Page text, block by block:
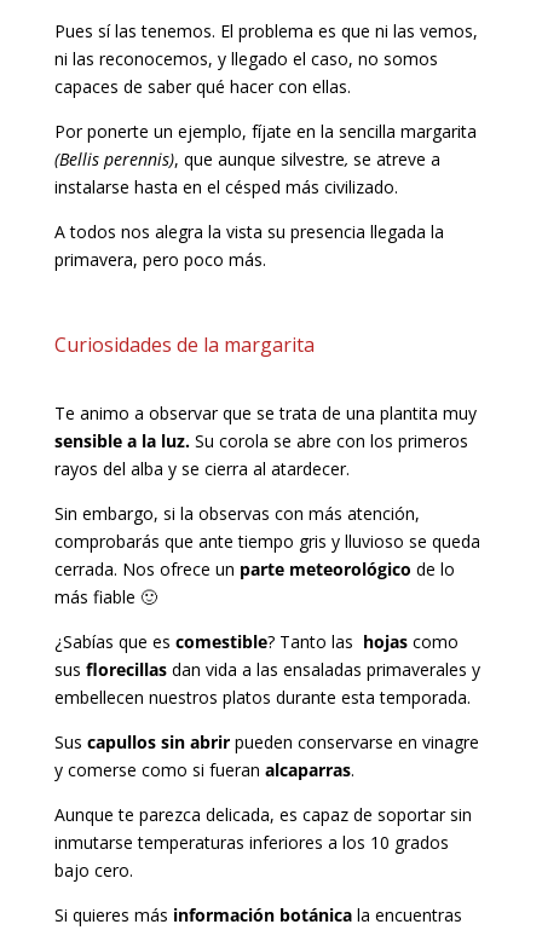
Pues sí las tenemos. El problema es que ni las vemos,
ni las reconocemos, y llegado el caso, no somos
capaces de saber qué hacer con ellas.
Por ponerte un ejemplo, fíjate en la sencilla margarita
(Bellis perennis), que aunque silvestre, se atreve a
instalarse hasta en el césped más civilizado.
A todos nos alegra la vista su presencia llegada la
primavera, pero poco más.
Curiosidades de la margarita
Te animo a observar que se trata de una plantita muy
sensible a la luz.Su corola se abre con los primeros
rayos del alba y se cierra al atardecer.
Sin embargo, si la observas con más atención,
comprobarás que ante tiempo gris y lluvioso se queda
cerrada. Nos ofrece un parte meteorológico de lo
más fiable 🙂
¿Sabías que es comestible? Tanto las hojascomo
sus florecillasdan vida a las ensaladas primaverales y
embellecen nuestros platos durante esta temporada.
Sus capullos sin abrirpueden conservarse en vinagre
y comerse como si fueran alcaparras.
Aunque te parezca delicada, es capaz de soportar sin
inmutarse temperaturas inferiores a los 10 grados
bajo cero.
Si quieres más información botánicala encuentras